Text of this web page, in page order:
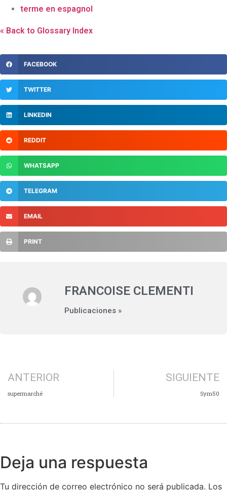
terme en espagnol
« Back to Glossary Index
FACEBOOK
TWITTER
LINKEDIN
REDDIT
WHATSAPP
TELEGRAM
EMAIL
PRINT
FRANCOISE CLEMENTI
Publicaciones »
ANTERIOR
supermarché
SIGUIENTE
Sym50
Deja una respuesta
Tu dirección de correo electrónico no será publicada. Los